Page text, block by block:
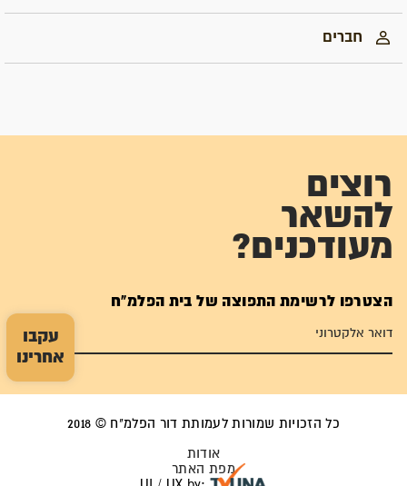
עקבו
אחרינו
חברים
רוצים
להשאר
מעודכנים?
הצטרפו לרשימת התפוצה של בית הפלמ"ח
כל הזכויות שמורות לעמותת דור הפלמ"ח © 2018
אודות
מפת האתר